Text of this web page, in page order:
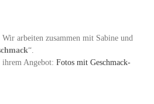
Wir arbeiten zusammen mit Sabine und
“.
Angebot: Fotos mit Geschmack-